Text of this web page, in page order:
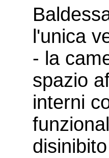
l'unica
- la
spazio
interni